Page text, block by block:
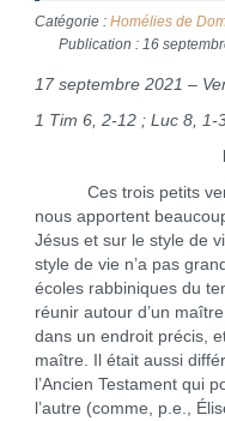
Catégorie : Homélies de
Publication : 16
17 septembre 2021 –
1 Tim 6, 2-12 ; Luc 8, 1-
Ces trois petits
nous apportent
Jésus et sur le style de
style de vie n’a pas
écoles rabbiniques du
réunir autour d’un
dans un endroit précis,
maître. Il était aussi
l’Ancien Testament qui
l’autre (comme, p.e.,